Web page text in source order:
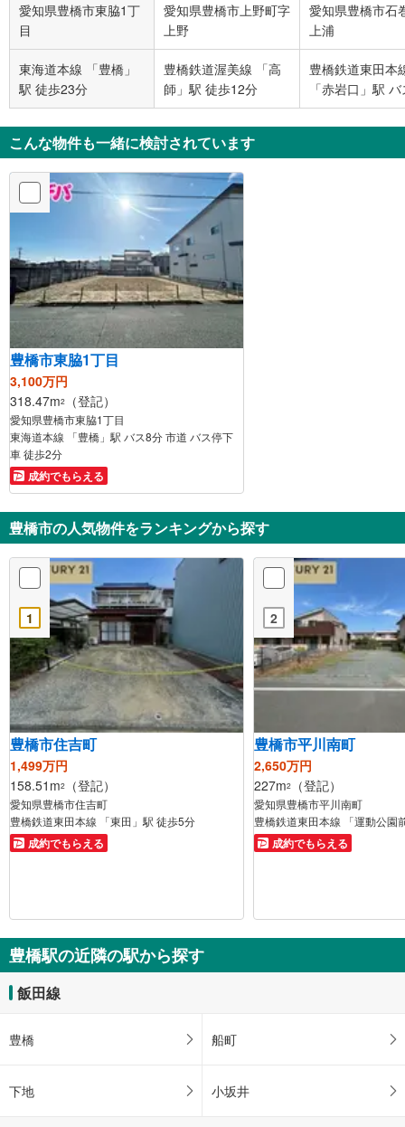
愛知県豊橋市東脇1丁
目
愛知県豊橋市上野町字
上野
愛知県豊橋市石
上浦
東海道本線 「豊橋」
駅 徒歩23分
豊橋鉄道渥美線 「高
師」駅 徒歩12分
豊橋鉄道東田本
「赤岩口」駅
分 金田住宅前
下車 徒歩6分
こんな物件も一緒に検討されています
豊橋市東脇1丁目
3,100万円
318.47m2 （登記）
愛知県豊橋市東脇1丁目
東海道本線 「豊橋」駅 バス8分 市道 バス停下
車 徒歩2分
成約でもらえる
豊橋市の人気物件をランキングから探す
1
豊橋市住吉町
1,499万円
158.51m2 （登記）
愛知県豊橋市住吉町
豊橋鉄道東田本線 「東田」駅 徒歩5分
成約でもらえる
2
豊橋市平川南町
2,650万円
227m2 （登記）
愛知県豊橋市平川南町
豊橋鉄道東田本線 「運動公園
成約でもらえる
豊橋駅の近隣の駅から探す
飯田線
豊橋 船町
下地 小坂井